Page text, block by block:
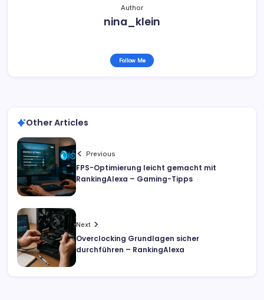
Author
nina_klein
Follow Me
Other Articles
Previous
FPS-Optimierung leicht gemacht mit
RankingAlexa – Gaming-Tipps
Next
Overclocking Grundlagen sicher
durchführen – RankingAlexa